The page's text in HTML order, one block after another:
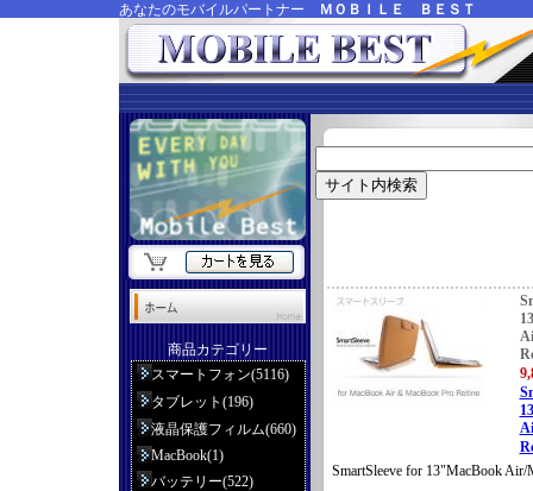
あなたのモバイルパートナー ＭＯＢＩＬＥ ＢＥＳＴ
SmartSleeve for 13"MacBook Air/
商品カテゴリー
スマートフォン(5116)
タブレット(196)
液晶保護フィルム(660)
MacBook(1)
バッテリー(522)